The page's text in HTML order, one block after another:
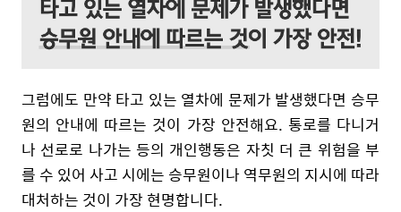
그럼에도 만약 타고 있는 열차에 문제가 발생했다면 승무
원의 안내에 따르는 것이 가장 안전해요. 통로를 다니거
나 선로로 나가는 등의 개인행동은 자칫 더 큰 위험을 부
를 수 있어 사고 시에는 승무원이나 역무원의 지시에 따라
대처하는 것이 가장 현명합니다.